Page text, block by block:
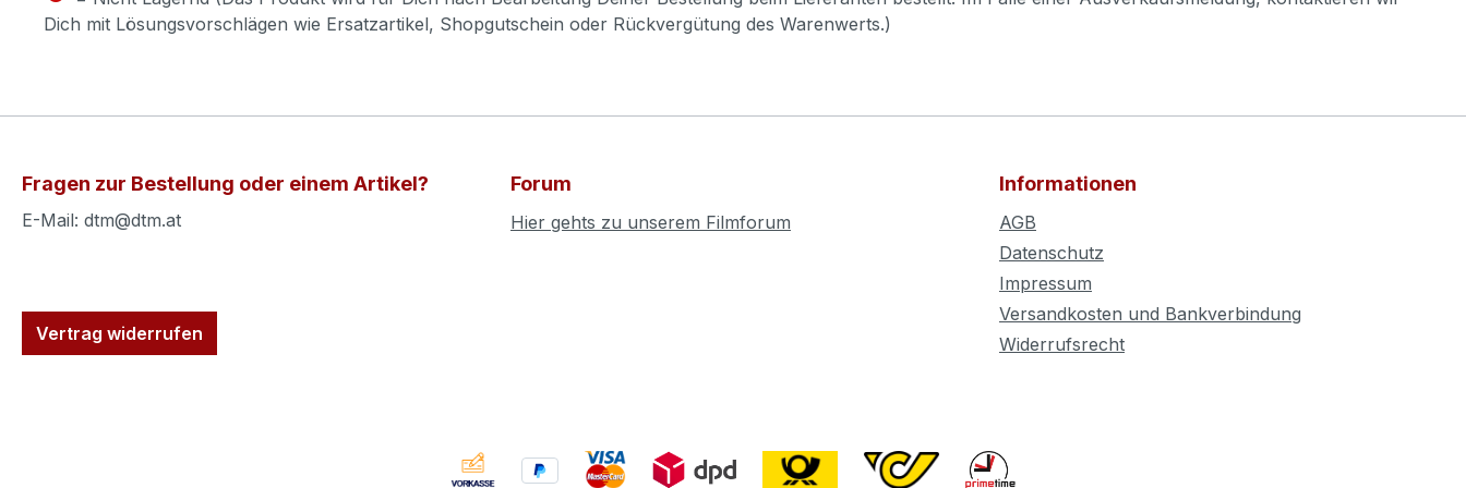
Dich mit Lösungsvorschlägen wie Ersatzartikel, Shopgutschein oder Rückvergütung des Warenwerts.)
Fragen zur Bestellung oder einem Artikel?
E-Mail: dtm@dtm.at
Vertrag widerrufen
Forum
Hier gehts zu unserem Filmforum
Informationen
AGB
Datenschutz
Impressum
Versandkosten und Bankverbindung
Widerrufsrecht